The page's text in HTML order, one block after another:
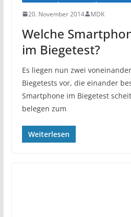
20. November 2014 MDK
Welche
im Biegetest?
Es liegen nun zwei
Biegetests vor, die einander
Smartphone im Biegetest
belegen zum
Weiterlesen